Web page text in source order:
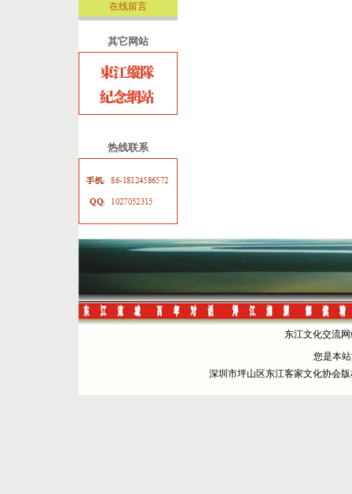
在线留言
其它网站
热线联系
东江文化交流
您是本
深圳市坪山区东江客家文化协